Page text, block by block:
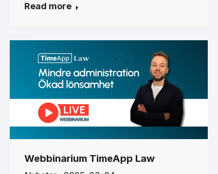
Read more
Webbinarium TimeApp Law